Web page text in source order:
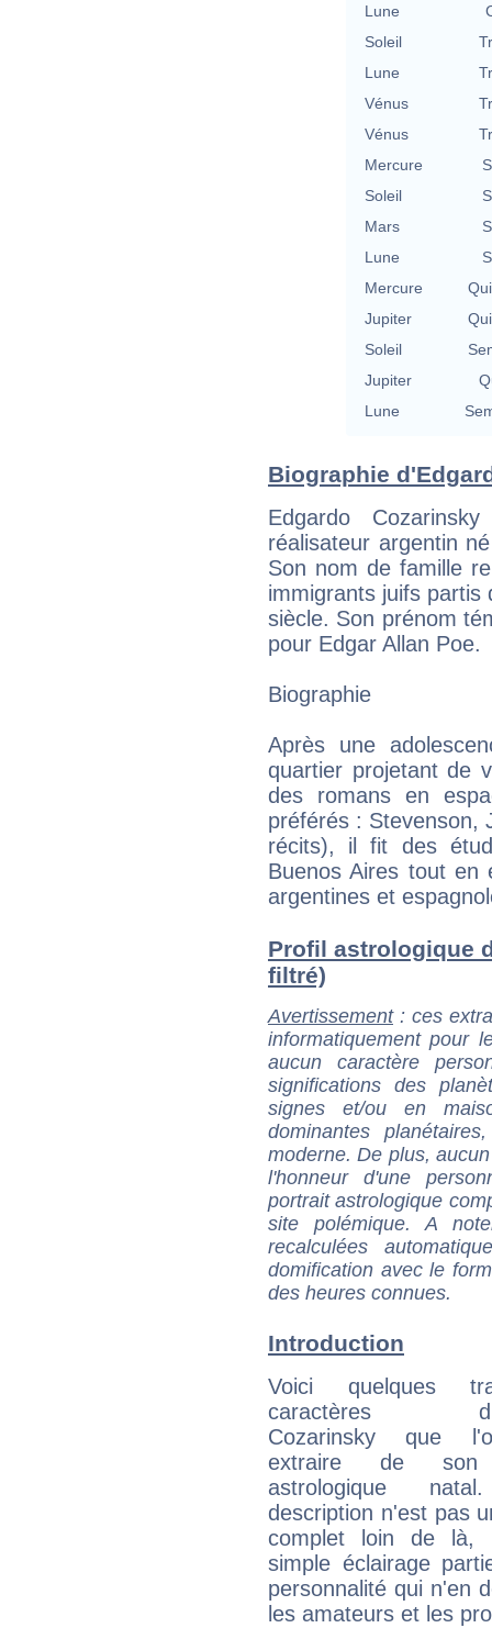
Lune
Soleil
Lune
Vénus
Vénus
Mercure
Soleil
Mars
Lune
Mercure
Jupiter
Soleil
Jupiter
Lune
Biographie
Edgardo
réalisateur argentin
Son nom de famille
immigrants juifs partis
siècle. Son prénom
pour Edgar Allan Poe.
Biographie
Après une
quartier projetant de
des romans en
préférés : Stevenson,
récits), il fit des
Buenos Aires tout en
argentines et
Profil astrologique
filtré)
Avertissement: ces
informatiquement pour
aucun caractère
significations des
signes et/ou en
dominantes
moderne. De plus,
l'honneur d'une
portrait astrologique
site polémique. A
recalculées
domification avec le
des heures connues.
Introduction
Voici quelques
caractères
Cozarinsky que
extraire de son
astrologique
description n'est pas
complet loin de là,
simple éclairage
personnalité qui n'en
les amateurs et les